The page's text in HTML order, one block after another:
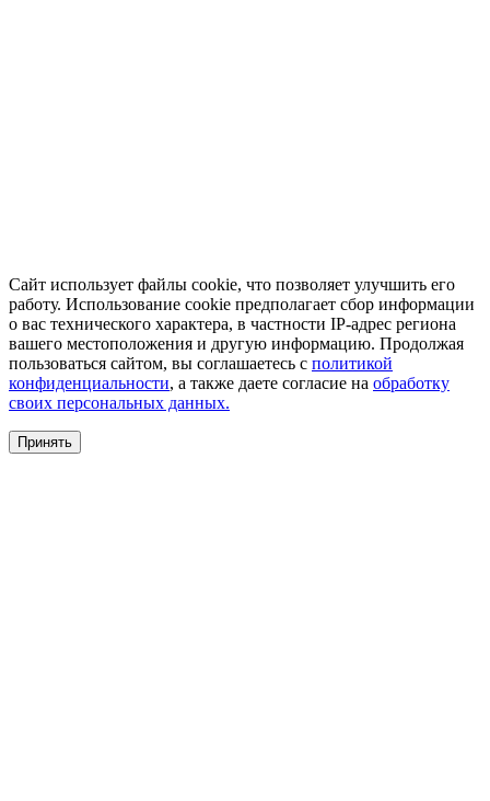
Сайт использует файлы cookie, что позволяет улучшить его
работу. Использование cookie предполагает сбор информации
о вас технического характера, в частности IP-адрес региона
вашего местоположения и другую информацию. Продолжая
пользоваться сайтом, вы соглашаетесь с политикой
конфиденциальности, а также даете согласие на обработку
своих персональных данных.
Принять